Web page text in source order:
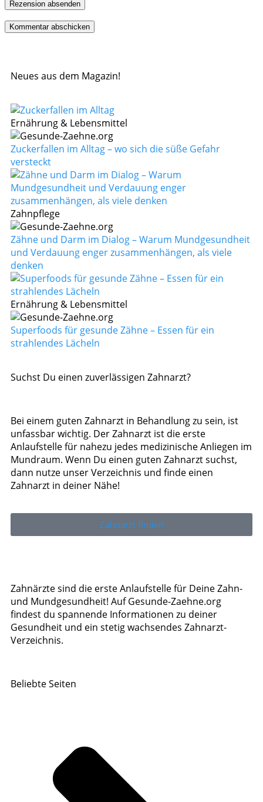
Rezension absenden
Neues aus dem Magazin!
Ernährung & Lebensmittel
Zuckerfallen im Alltag – wo sich die süße Gefahr
versteckt
Zahnpflege
Zähne und Darm im Dialog – Warum Mundgesundheit
und Verdauung enger zusammenhängen, als viele
denken
Ernährung & Lebensmittel
Superfoods für gesunde Zähne – Essen für ein
strahlendes Lächeln
Suchst Du einen zuverlässigen Zahnarzt?
Bei einem guten Zahnarzt in Behandlung zu sein, ist
unfassbar wichtig. Der Zahnarzt ist die erste
Anlaufstelle für nahezu jedes medizinische Anliegen im
Mundraum. Wenn Du einen guten Zahnarzt suchst,
dann nutze unser Verzeichnis und finde einen
Zahnarzt in deiner Nähe!
Zahnarzt finden
Zahnärzte sind die erste Anlaufstelle für Deine Zahn-
und Mundgesundheit! Auf Gesunde-Zaehne.org
findest du spannende Informationen zu deiner
Gesundheit und ein stetig wachsendes Zahnarzt-
Verzeichnis.
Beliebte Seiten